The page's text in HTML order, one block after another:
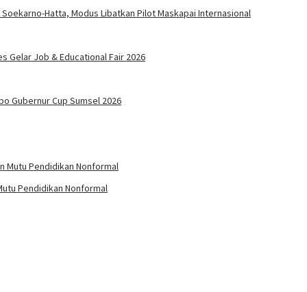
Hatta, Modus Libatkan Pilot Maskapai Internasional
Gelar Job & Educational Fair 2026
Gubernur Cup Sumsel 2026
Pendidikan Nonformal